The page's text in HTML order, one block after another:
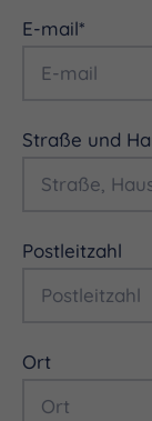
E-mail*
Straße und
Postleitzahl
Ort